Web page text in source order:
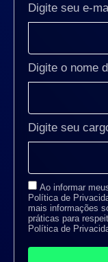
Digite seu e-
Digite o nome
Digite seu
Ao informar
Política de
mais informações
práticas para
Política de